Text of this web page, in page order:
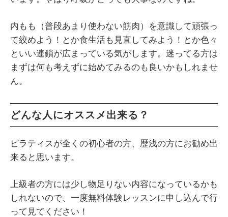
内もも（普段あまり使わない筋肉）を意識して頑張っ
て絞めよう！とか食生活も見直してみよう！とか色々
といい連鎖が広まっている気がします。迷ってる方は
まずは何も考えずに始めてみるのも良いかもしれませ
ん。
どんな人にオススメ出来る？
ピラティスが全くの初心者の方、歴浅の方にお勧め出
来ると思います。
上級者の方には少し物足りない内容になっているかも
しれないので、一度無料体験レッスンに申し込んで行
って見てください！